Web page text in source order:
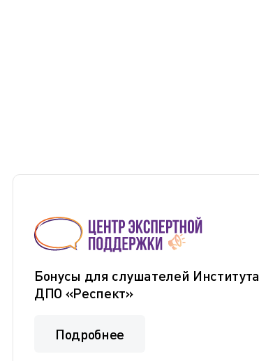
Бонусы для слушателей Института
ДПО «Респект»
Подробнее